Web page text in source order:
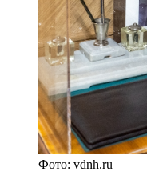
Фото: vdnh.ru